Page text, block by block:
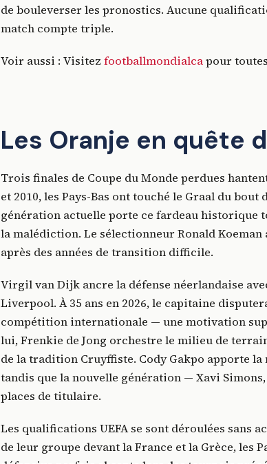
de bouleverser les pronostics. Aucune
match compte triple.
Voir aussi : Visitez footballmondialcapour
Les Oranje en quête
Trois finales de Coupe du Monde perdues
et 2010, les Pays-Bas ont touché le Graal du
génération actuelle porte ce fardeau historique
la malédiction. Le sélectionneur Ronald
après des années de transition difficile.
Virgil van Dijk ancre la défense néerlandaise
Liverpool. À 35 ans en 2026, le capitaine
compétition internationale — une motivation
lui, Frenkie de Jong orchestre le milieu de
de la tradition Cruyffiste. Cody Gakpo apporte la
tandis que la nouvelle génération — Xavi
places de titulaire.
Les qualifications UEFA se sont déroulées sans
de leur groupe devant la France et la Grèce, les